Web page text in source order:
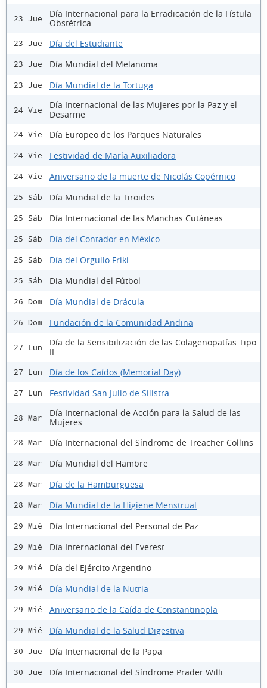
23 Jue
Día Internacional para la Erradicación de la Fístula
Obstétrica
23 Jue Día del Estudiante
23 Jue Día Mundial del Melanoma
23 Jue Día Mundial de la Tortuga
24 Vie
Día Internacional de las Mujeres por la Paz y el
Desarme
24 Vie Día Europeo de los Parques Naturales
24 Vie Festividad de María Auxiliadora
24 Vie Aniversario de la muerte de Nicolás Copérnico
25 Sáb Día Mundial de la Tiroides
25 Sáb Día Internacional de las Manchas Cutáneas
25 Sáb Día del Contador en México
25 Sáb Día del Orgullo Friki
25 Sáb Dia Mundial del Fútbol
26 Dom Día Mundial de Drácula
26 Dom Fundación de la Comunidad Andina
27 Lun
Día de la Sensibilización de las Colagenopatías Tipo
II
27 Lun Día de los Caídos (Memorial Day)
27 Lun Festividad San Julio de Silistra
28 Mar
Día Internacional de Acción para la Salud de las
Mujeres
28 Mar Día Internacional del Síndrome de Treacher Collins
28 Mar Día Mundial del Hambre
28 Mar Día de la Hamburguesa
28 Mar Día Mundial de la Higiene Menstrual
29 Mié Día Internacional del Personal de Paz
29 Mié Día Internacional del Everest
29 Mié Día del Ejército Argentino
29 Mié Día Mundial de la Nutria
29 Mié Aniversario de la Caída de Constantinopla
29 Mié Día Mundial de la Salud Digestiva
30 Jue Día Internacional de la Papa
30 Jue
Día Internacional del Síndrome Prader Willi